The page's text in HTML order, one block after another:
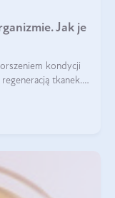
Jak je
kondycji
tkanek.